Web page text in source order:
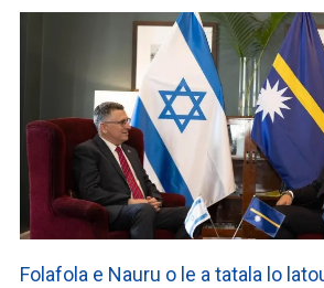
Folafola e Nauru o le a tatala lo